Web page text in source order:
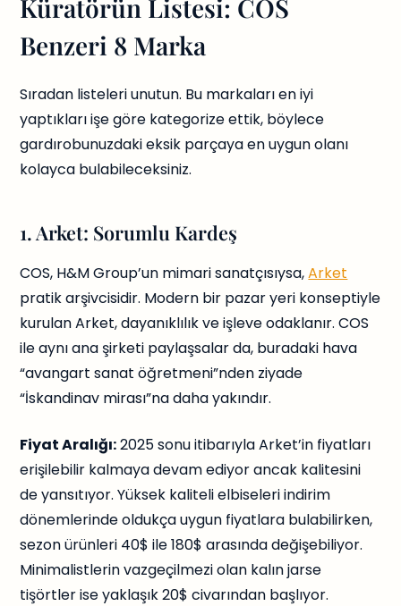
Küratörün Listesi: COS
Benzeri 8 Marka
Sıradan listeleri unutun. Bu markaları en iyi
yaptıkları işe göre kategorize ettik, böylece
gardırobunuzdaki eksik parçaya en uygun olanı
kolayca bulabileceksiniz.
1. Arket: Sorumlu Kardeş
COS, H&M Group’un mimari sanatçısıysa,Arket
pratik arşivcisidir. Modern bir pazar yeri konseptiyle
kurulan Arket, dayanıklılık ve işleve odaklanır. COS
ile aynı ana şirketi paylaşsalar da, buradaki hava
“avangart sanat öğretmeni”nden ziyade
“İskandinav mirası”na daha yakındır.
Fiyat Aralığı:2025 sonu itibarıyla Arket’in fiyatları
erişilebilir kalmaya devam ediyor ancak kalitesini
de yansıtıyor. Yüksek kaliteli elbiseleri indirim
dönemlerinde oldukça uygun fiyatlara bulabilirken,
sezon ürünleri 40$ ile 180$ arasında değişebiliyor.
Minimalistlerin vazgeçilmezi olan kalın jarse
tişörtler ise yaklaşık 20$ civarından başlıyor.